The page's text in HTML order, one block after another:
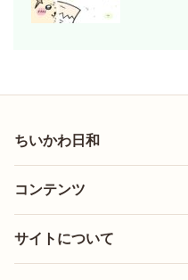
ちいかわ日和
コンテンツ
サイトについて